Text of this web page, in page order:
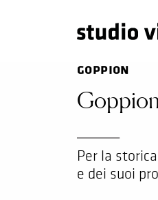
goppion
Per la
e dei suoi